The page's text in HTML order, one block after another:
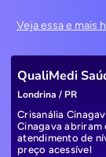
Veja essa e mais
QualiMedi
Londrina / PR
Crisanália
Cinagava abriram
atendimento de
preço acessível